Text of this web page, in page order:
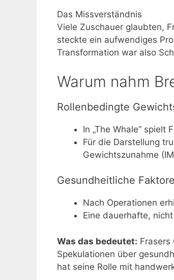
Das Missverständnis
Viele Zuschauer glaubten,
steckte ein aufwendiges
Transformation war also
Warum nahm
Rollenbedingte
In „The Whale“ spielt
Für die Darstellung
Gewichtszunahme
Gesundheitliche
Nach Operationen
Eine dauerhafte,
Was das bedeutet: Frasers
Spekulationen über
hat seine Rolle mit